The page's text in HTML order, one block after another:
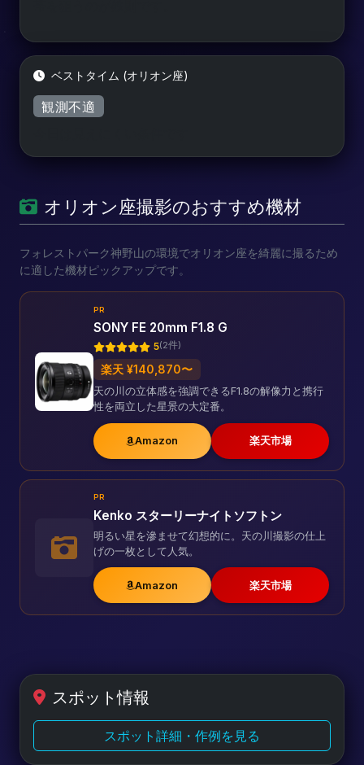
ベストタイム (オリオン座)
観測不適
オリオン座撮影のおすすめ機材
フォレストパーク神野山の環境でオリオン座を綺麗に撮るため
に適した機材ピックアップです。
PR
SONY FE 20mm F1.8 G
5(2件)
楽天 ¥140,870〜
天の川の立体感を強調できるF1.8の解像力と携行
性を両立した星景の大定番。
Amazon 楽天市場
PR
Kenko スターリーナイトソフトン
明るい星を滲ませて幻想的に。天の川撮影の仕上
げの一枚として人気。
Amazon 楽天市場
スポット情報
スポット詳細・作例を見る